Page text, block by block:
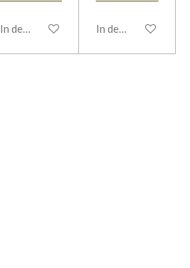
In den Warenkorb In den Warenkorb